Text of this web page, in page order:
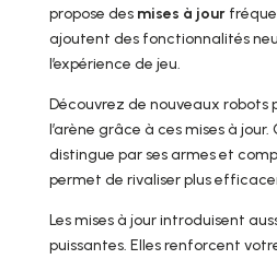
propose des mises à jour
ajoutent des fonctionnalités
l’expérience de jeu.
Découvrez de nouveaux robots
l’arène grâce à ces mises à
distingue par ses armes et
permet de rivaliser plus
Les mises à jour introduisent
puissantes. Elles renforcent